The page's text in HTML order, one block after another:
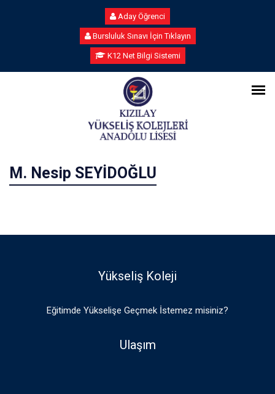
Aday Öğrenci
Bursluluk Sınavı İçin Tıklayın
K12 Net Bilgi Sistemi
M. Nesip SEYİDOĞLU
Yükseliş Koleji
Eğitimde Yükselişe Geçmek İstemez misiniz?
Ulaşım